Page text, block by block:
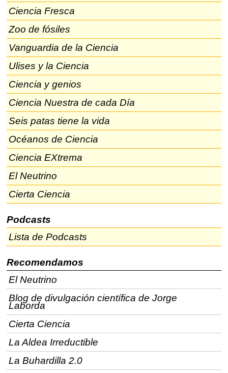
Ciencia Fresca
Zoo de fósiles
Vanguardia de la Ciencia
Ulises y la Ciencia
Ciencia y genios
Ciencia Nuestra de cada Día
Seis patas tiene la vida
Océanos de Ciencia
Ciencia EXtrema
El Neutrino
Cierta Ciencia
Podcasts
Lista de Podcasts
Recomendamos
El Neutrino
Blog de divulgación científica de Jorge
Laborda
Cierta Ciencia
La Aldea Irreductible
La Buhardilla 2.0